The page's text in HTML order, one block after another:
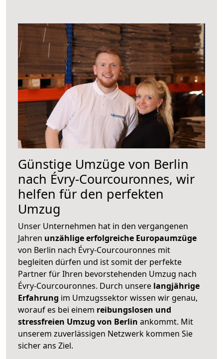
Günstige Umzüge von Berlin
nach Évry-Courcouronnes, wir
helfen für den perfekten
Umzug
Unser Unternehmen hat in den vergangenen
Jahren unzählige erfolgreiche Europaumzüge
von Berlin nach Évry-Courcouronnes mit
begleiten dürfen und ist somit der perfekte
Partner für Ihren bevorstehenden Umzug nach
Évry-Courcouronnes. Durch unsere langjährige
Erfahrung im Umzugssektor wissen wir genau,
worauf es bei einem reibungslosen und
stressfreien Umzug von Berlin ankommt. Mit
unserem zuverlässigen Netzwerk kommen Sie
sicher ans Ziel.